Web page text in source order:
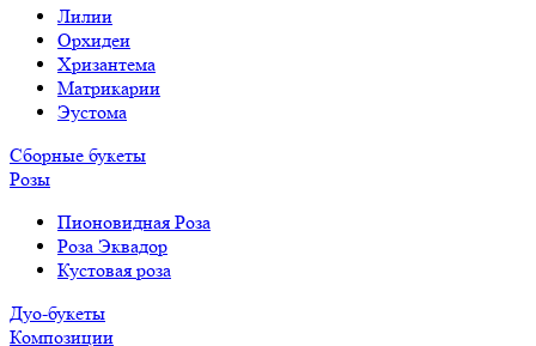
Лилии
Орхидеи
Хризантема
Матрикарии
Эустома
Сборные букеты
Розы
Пионовидная Роза
Роза Эквадор
Кустовая роза
Дуо-букеты
Композиции